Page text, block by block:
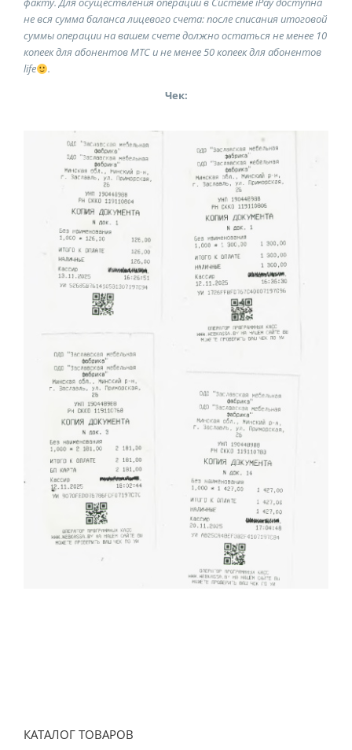
не вся сумма баланса лицевого счета: после списания итоговой
суммы операции на вашем счете должно остаться не менее 10
копеек для абонентов МТС ине менее 50копеек для абонентов
life
.
Чек:
КАТАЛОГ ТОВАРОВ